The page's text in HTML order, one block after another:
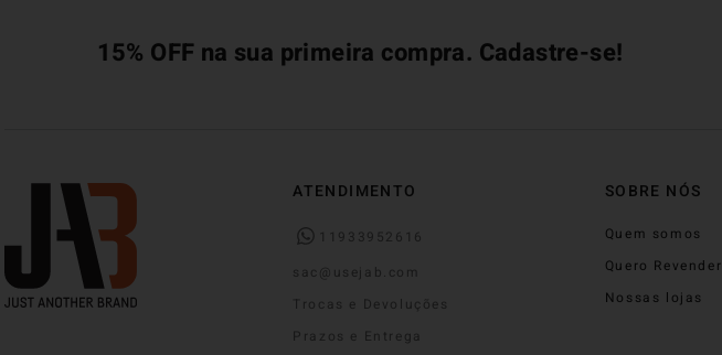
15% OFF na sua primeira compra. Cadastre-se!
ATENDIMENTO
11933952616
sac@usejab.com
Trocas e Devoluções
Prazos e Entrega
SOBRE NÓS
Quem somos
Quero Revender
Nossas lojas